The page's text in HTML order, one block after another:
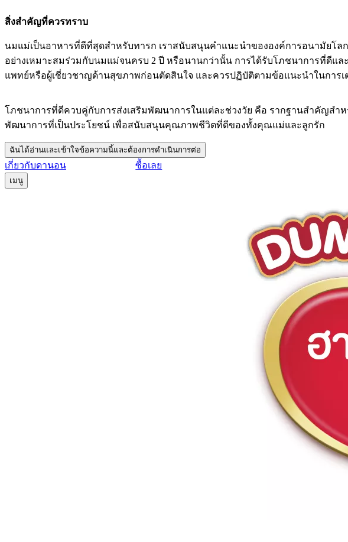
สิ่งสำคัญที่ควรทราบ
นมแม่เป็นอาหารที่ดีที่สุดสำหรับทารก เราสนับสนุนคำแนะนำขององค์การอนามัยโล
อย่างเหมาะสมร่วมกับนมแม่จนครบ 2 ปี หรือนานกว่านั้น การได้รับโภชนาการที่ดี
แพทย์หรือผู้เชี่ยวชาญด้านสุขภาพก่อนตัดสินใจ และควรปฏิบัติตามข้อแนะนำในการเ
โภชนาการที่ดีควบคู่กับการส่งเสริมพัฒนาการในแต่ละช่วงวัย คือ รากฐานสำคัญส
พัฒนาการที่เป็นประโยชน์ เพื่อสนับสนุนคุณภาพชีวิตที่ดีของทั้งคุณแม่และลูกรัก
ฉันได้อ่านและเข้าใจข้อความนี้และต้องการดำเนินการต่อ
เกี่ยวกับดานอน ซื้อเลย
เมนู